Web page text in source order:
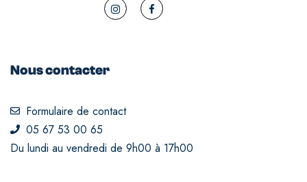
Nous contacter
Formulaire de contact
05 67 53 00 65
Du lundi au vendredi de 9h00 à 17h00